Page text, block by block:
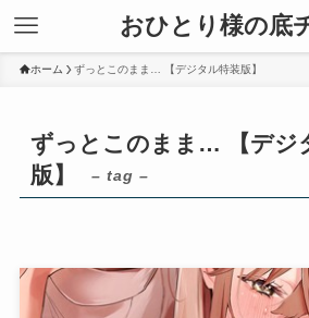
おひとり様の底
ホーム ずっとこのまま… 【デジタル特装版】
ずっとこのまま… 【デジ
版】
– tag –